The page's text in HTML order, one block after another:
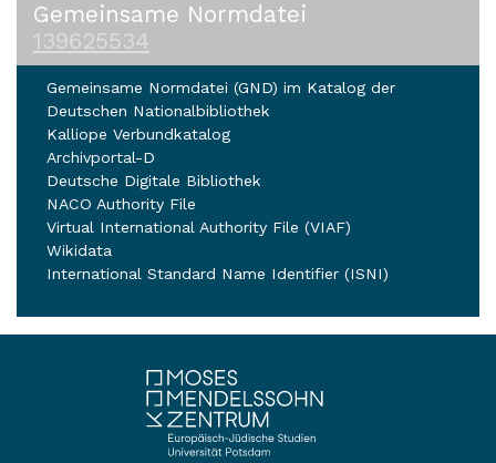
Gemeinsame Normdatei
139625534
Gemeinsame Normdatei (GND) im Katalog der
Deutschen Nationalbibliothek
Kalliope Verbundkatalog
Archivportal-D
Deutsche Digitale Bibliothek
NACO Authority File
Virtual International Authority File (VIAF)
Wikidata
International Standard Name Identifier (ISNI)